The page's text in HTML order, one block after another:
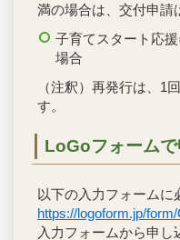
満の場合は、交付申請
子育てスタート応
場合
（注釈）再発行は、1
す。
LoGoフォーム
以下の入力フォームに
https://logoform.jp/
入力フォームから申し